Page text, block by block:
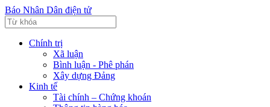
Báo Nhân Dân điện tử
Chính trị
Xã luận
Bình luận - Phê phán
Xây dựng Đảng
Kinh tế
Tài chính – Chứng khoán